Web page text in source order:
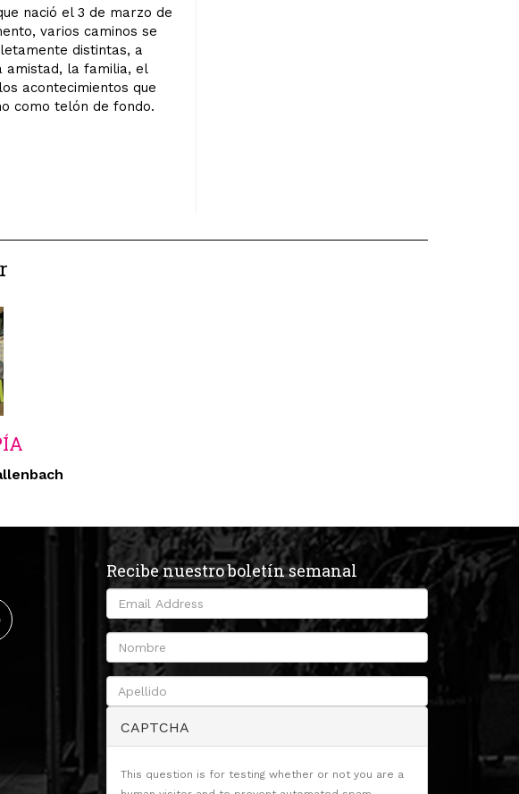
nació el 3 de marzo de
varios caminos se
distintas, a
la familia, el
acontecimientos que
como telón de fondo.
Recibe nuestro boletín semanal
CAPTCHA
This question is for testing whether or not you are a